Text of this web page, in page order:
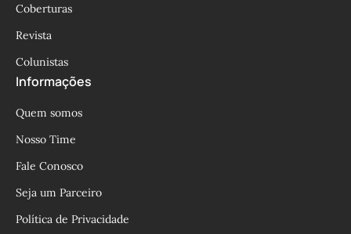
Coberturas
Revista
Colunistas
Informações
Quem somos
Nosso Time
Fale Conosco
Seja um Parceiro
Política de Privacidade